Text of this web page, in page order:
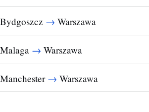
Bydgoszcz → Warszawa
Malaga → Warszawa
Manchester → Warszawa